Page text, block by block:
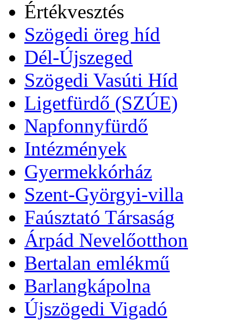
Értékvesztés
Szögedi öreg híd
Dél-Újszeged
Szögedi Vasúti Híd
Ligetfürdő (SZÚE)
Napfonnyfürdő
Intézmények
Gyermekkórház
Szent-Györgyi-villa
Faúsztató Társaság
Árpád Nevelőotthon
Bertalan emlékmű
Barlangkápolna
Újszögedi Vigadó